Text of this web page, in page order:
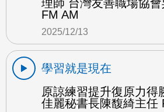
理師 台灣友善職場協
FM AM
2025/12/13
學習就是現在
原諒練習提升復原力得
佳麗秘書長陳馥綺主任